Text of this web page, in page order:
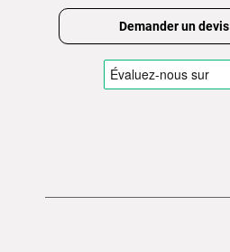
Demander un devis